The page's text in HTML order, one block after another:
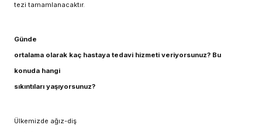
tezi tamamlanacaktır.
Günde
ortalama olarak kaç hastaya tedavi hizmeti veriyorsunuz? Bu
konuda hangi
sıkıntıları yaşıyorsunuz?
Ülkemizde ağız-diş